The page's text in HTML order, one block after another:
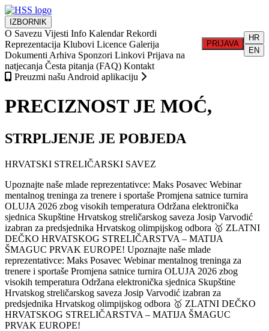
IZBORNIK
O Savezu Vijesti Info Kalendar Rekordi
Reprezentacija Klubovi Licence Galerija
Dokumenti Arhiva Sponzori Linkovi Prijava na
natjecanja Česta pitanja (FAQ) Kontakt
PRIJAVA
HR
EN
Preuzmi našu Android aplikaciju
PRECIZNOST JE MOĆ,
STRPLJENJE JE POBJEDA
HRVATSKI STRELIČARSKI SAVEZ
Upoznajte naše mlade reprezentativce: Maks Posavec Webinar
mentalnog treninga za trenere i sportaše Promjena satnice turnira
OLUJA 2026 zbog visokih temperatura Održana elektronička
sjednica Skupštine Hrvatskog streličarskog saveza Josip Varvodić
izabran za predsjednika Hrvatskog olimpijskog odbora 🥇 ZLATNI
DEČKO HRVATSKOG STRELIČARSTVA – MATIJA
ŠMAGUC PRVAK EUROPE! Upoznajte naše mlade
reprezentativce: Maks Posavec Webinar mentalnog treninga za
trenere i sportaše Promjena satnice turnira OLUJA 2026 zbog
visokih temperatura Održana elektronička sjednica Skupštine
Hrvatskog streličarskog saveza Josip Varvodić izabran za
predsjednika Hrvatskog olimpijskog odbora 🥇 ZLATNI DEČKO
HRVATSKOG STRELIČARSTVA – MATIJA ŠMAGUC
PRVAK EUROPE!